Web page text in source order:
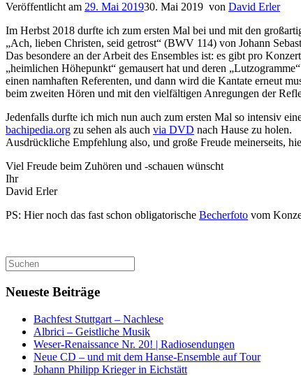
Veröffentlicht am 29. Mai 201930. Mai 2019 von David Erler
Im Herbst 2018 durfte ich zum ersten Mal bei und mit den
„Ach, lieben Christen, seid getrost“ (BWV 114) von Johann
Das besondere an der Arbeit des Ensembles ist: es gibt pro
„heimlichen Höhepunkt“ gemausert hat und deren
einen namhaften Referenten, und dann wird die Kantate erneut
beim zweiten Hören und mit den vielfältigen Anregungen der
Jedenfalls durfte ich mich nun auch zum ersten Mal so intensiv
bachipedia.org zu sehen als auch via DVD nach Hause zu holen.
Ausdrückliche Empfehlung also, und große Freude meinerseits,
Viel Freude beim Zuhören und -schauen wünscht
Ihr
David Erler
PS: Hier noch das fast schon obligatorische Becherfoto vom
Suchen
nach:
Neueste Beiträge
Bachfest Stuttgart – Nachlese
Albrici – Geistliche Musik
Weser-Renaissance Nr. 20! | Radiosendungen
Neue CD – und mit dem Hanse-Ensemble auf Tour
Johann Philipp Krieger in Eichstätt